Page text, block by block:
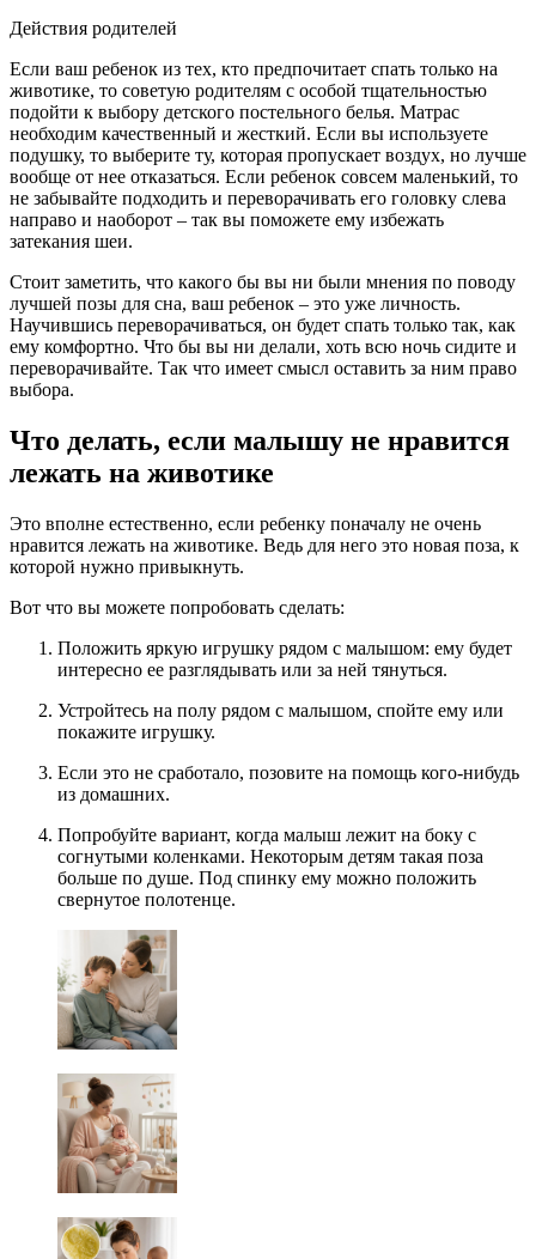
Действия родителей
Если ваш ребенок из тех, кто предпочитает спать только на
животике, то советую родителям с особой тщательностью
подойти к выбору детского постельного белья. Матрас
необходим качественный и жесткий. Если вы используете
подушку, то выберите ту, которая пропускает воздух, но лучше
вообще от нее отказаться. Если ребенок совсем маленький, то
не забывайте подходить и переворачивать его головку слева
направо и наоборот – так вы поможете ему избежать
затекания шеи.
Стоит заметить, что какого бы вы ни были мнения по поводу
лучшей позы для сна, ваш ребенок – это уже личность.
Научившись переворачиваться, он будет спать только так, как
ему комфортно. Что бы вы ни делали, хоть всю ночь сидите и
переворачивайте. Так что имеет смысл оставить за ним право
выбора.
Что делать, если малышу не нравится
лежать на животике
Это вполне естественно, если ребенку поначалу не очень
нравится лежать на животике. Ведь для него это новая поза, к
которой нужно привыкнуть.
Вот что вы можете попробовать сделать:
Положить яркую игрушку рядом с малышом: ему будет
интересно ее разглядывать или за ней тянуться.
Устройтесь на полу рядом с малышом, спойте ему или
покажите игрушку.
Если это не сработало, позовите на помощь кого-нибудь
из домашних.
Попробуйте вариант, когда малыш лежит на боку с
согнутыми коленками. Некоторым детям такая поза
больше по душе. Под спинку ему можно положить
свернутое полотенце.